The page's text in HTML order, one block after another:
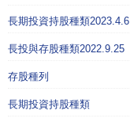
長期投資持股種類2023.4.6
長投與存股種類2022.9.25
存股種列
長期投資持股種類